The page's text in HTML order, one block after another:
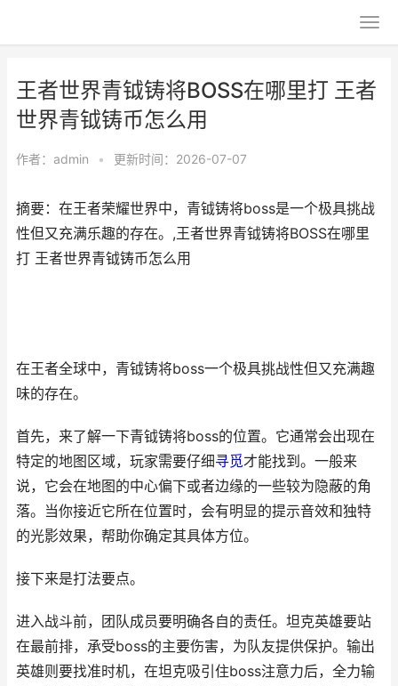
王者世界青钺铸将BOSS在哪里打 王者
世界青钺铸币怎么用
作者： admin • 更新时间：2026-07-07
摘要：在王者荣耀世界中，青钺铸将boss是一个极具挑战
性但又充满乐趣的存在。,王者世界青钺铸将BOSS在哪里
打 王者世界青钺铸币怎么用
在王者全球中，青钺铸将boss一个极具挑战性但又充满趣
味的存在。
首先，来了解一下青钺铸将boss的位置。它通常会出现在
特定的地图区域，玩家需要仔细寻觅才能找到。一般来
说，它会在地图的中心偏下或者边缘的一些较为隐蔽的角
落。当你接近它所在位置时，会有明显的提示音效和独特
的光影效果，帮助你确定其具体方位。
接下来是打法要点。
进入战斗前，团队成员要明确各自的责任。坦克英雄要站
在最前排，承受boss的主要伤害，为队友提供保护。输出
英雄则要找准时机，在坦克吸引住boss注意力后，全力输